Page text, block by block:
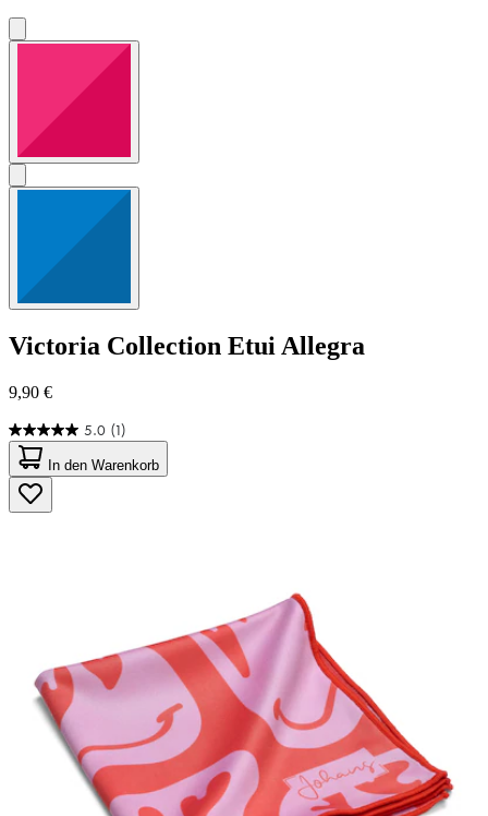
Victoria Collection Etui Allegra
9,90 €
5.0 (1)
5.0
von
5
Sternen.
1
In den Warenkorb